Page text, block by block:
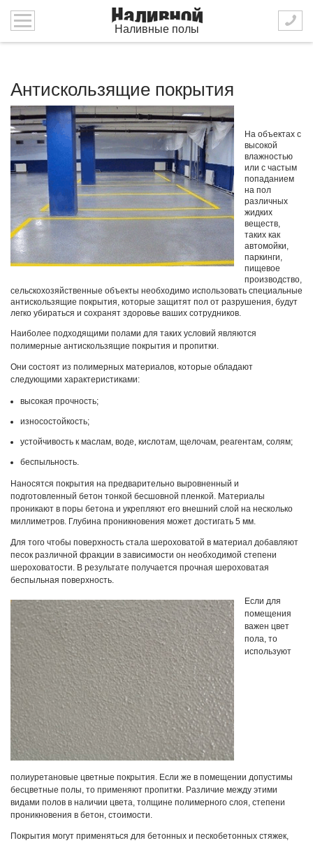
Наливные полы
Антискользящие покрытия
На объектах с
высокой
влажностью
или с частым
попаданием
на пол
различных
жидких
веществ,
таких как
автомойки,
паркинги,
пищевое
производство,
сельскохозяйственные объекты необходимо использовать специальные
антискользящие покрытия, которые защитят пол от разрушения, будут
легко убираться и сохранят здоровье ваших сотрудников.
Наиболее подходящими полами для таких условий являются
полимерные антискользящие покрытия и пропитки.
Они состоят из полимерных материалов, которые обладают
следующими характеристиками:
высокая прочность;
износостойкость;
устойчивость к маслам, воде, кислотам, щелочам, реагентам, солям;
беспыльность.
Наносятся покрытия на предварительно выровненный и
подготовленный бетон тонкой бесшовной пленкой. Материалы
проникают в поры бетона и укрепляют его внешний слой на несколько
миллиметров. Глубина проникновения может достигать 5 мм.
Для того чтобы поверхность стала шероховатой в материал добавляют
песок различной фракции в зависимости он необходимой степени
шероховатости. В результате получается прочная шероховатая
беспыльная поверхность.
Если для
помещения
важен цвет
пола, то
используют
полиуретановые цветные покрытия. Если же в помещении допустимы
бесцветные полы, то применяют пропитки. Различие между этими
видами полов в наличии цвета, толщине полимерного слоя, степени
проникновения в бетон, стоимости.
Покрытия могут применяться для бетонных и пескобетонных стяжек,